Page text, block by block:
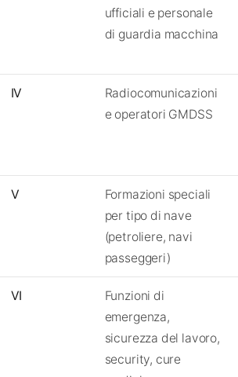
ufficiali e personale
di guardia macchina
IV
Radiocomunicazioni
e operatori GMDSS
V
Formazioni speciali
per tipo di nave
(petroliere, navi
passeggeri)
VI
Funzioni di
emergenza,
sicurezza del lavoro,
security, cure